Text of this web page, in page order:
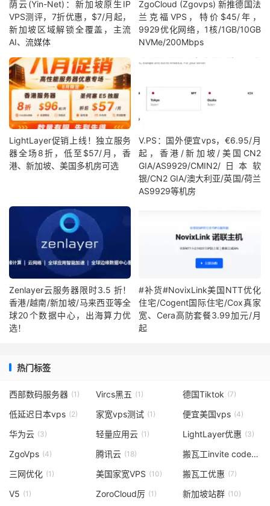
荫云(Yin-Net)：新加坡原生IP
VPS测评，7折优惠，$7/月起，
新加坡区域解锁全覆盖，主流
AI、流媒体
ZgoCloud (Zgovps) 新推德国法
兰克福VPS，特价$45/年，
9929优化网络，1核/1GB/10GB
NVMe/200Mbps
LightLayer促销上线！独立服务
器全场8折，低至$57/月，香
港、新加坡、美国多机房可选
V.PS：国外便宜vps，€6.95/月
起，香港/新加坡/美国CN2
GIA/AS9929/CMIN2/日本软
银/CN2 GIA/澳大利亚/英国/荷兰
AS9929等机房
Zenlayer云服务器限时3.5 折！
香港/越南/新加坡/马来西亚等全
球20个数据中心，出海算力优
选！
#补货#NovixLink美国NTT优化
住宅/Cogent国际住宅/Cox真家
宽、Cera高防套餐3.99加元/月
起
热门标签
西部数码服务器 (1) Vircs黑五 (1) 德国Tiktok (7)
低延迟日本vps (2) 家宽vps测试 (1) 便宜美国vps (4)
华为云 (3) 轻量应用云 (1) LightLayer优惠 (3)
ZgoVps (4) 腾讯云 (18) 搬瓦工invite code
三网优化 (1) 美国家宽VPS (10) 搬瓦工优惠 (7)
V5 (1) ZoroCloud厉 (1) 新加坡站群 (10)